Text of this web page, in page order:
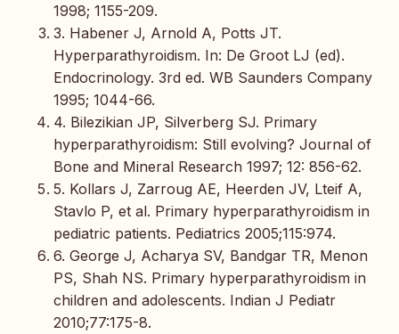
1998; 1155-209.
3. Habener J, Arnold A, Potts JT.
Hyperparathyroidism. In: De Groot LJ (ed).
Endocrinology. 3rd ed. WB Saunders Company
1995; 1044-66.
4. Bilezikian JP, Silverberg SJ. Primary
hyperparathyroidism: Still evolving? Journal of
Bone and Mineral Research 1997; 12: 856-62.
5. Kollars J, Zarroug AE, Heerden JV, Lteif A,
Stavlo P, et al. Primary hyperparathyroidism in
pediatric patients. Pediatrics 2005;115:974.
6. George J, Acharya SV, Bandgar TR, Menon
PS, Shah NS. Primary hyperparathyroidism in
children and adolescents. Indian J Pediatr
2010;77:175-8.